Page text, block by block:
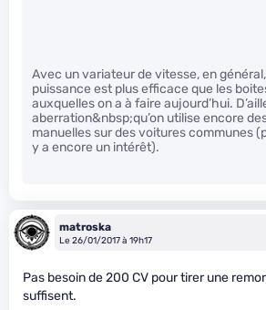
Avec un variateur de vitesse, en
puissance est plus efficace que les
auxquelles on a à faire aujourd’hui.
aberration&nbsp;qu’on utilise encore
manuelles sur des voitures communes
y a encore un intérêt).
matroska
Le 26/01/2017 à 19h17
Pas besoin de 200 CV pour tirer une
suffisent.